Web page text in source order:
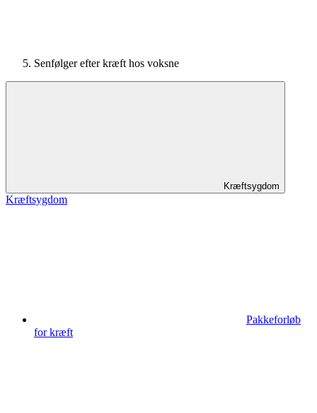
Senfølger efter kræft hos voksne
Kræftsygdom
Kræftsygdom
Pakkeforløb
for kræft